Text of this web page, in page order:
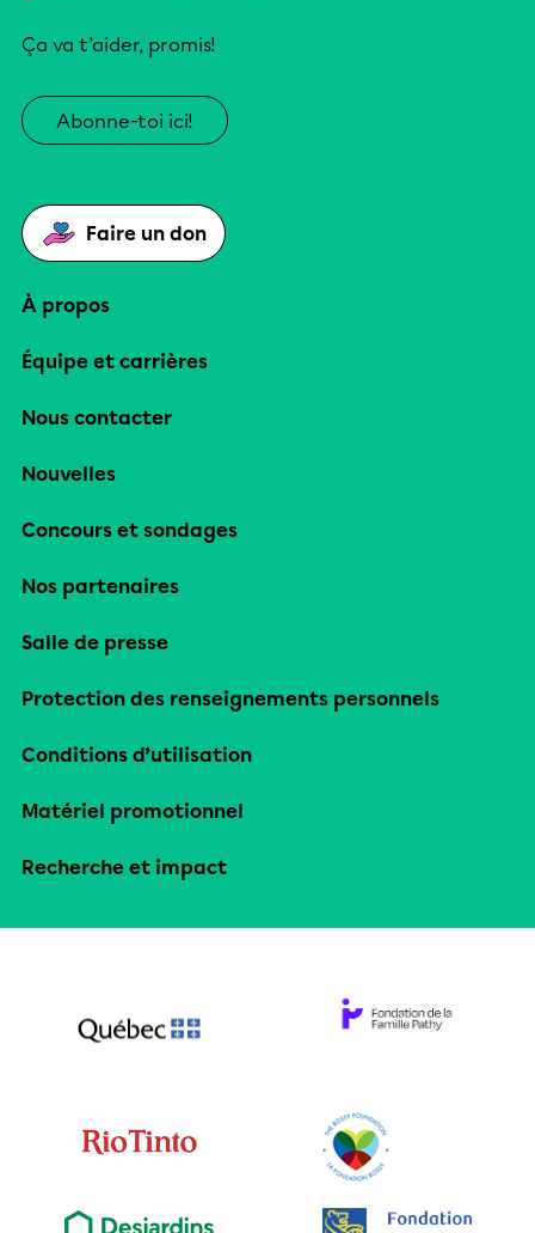
Ça va t’aider, promis!
Abonne-toi ici!
Faire un don
À propos
Équipe et carrières
Nous contacter
Nouvelles
Concours et sondages
Nos partenaires
Salle de presse
Protection des renseignements personnels
Conditions d’utilisation
Matériel promotionnel
Recherche et impact